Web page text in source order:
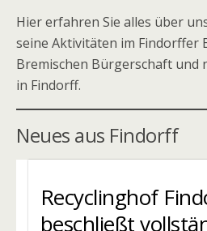
Hier erfahren Sie alles über
seine Aktivitäten im Findorffer
Bremischen Bürgerschaft und
in Findorff.
Neues aus Findorff
Recyclinghof
beschließt